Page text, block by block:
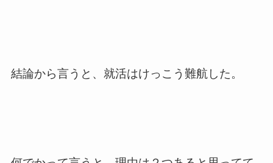
結論から言うと、就活はけっこう難航した。